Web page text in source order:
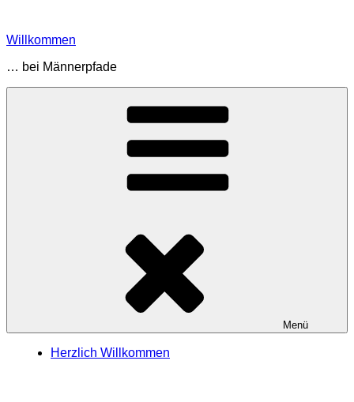
springen
Willkommen
… bei Männerpfade
Menü
Herzlich Willkommen